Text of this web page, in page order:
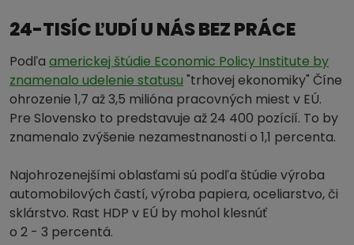
24-TISÍC ĽUDÍ U NÁS BEZ PRÁCE
Podľa americkej štúdie Economic Policy Institute by
znamenalo udelenie statusu "trhovej ekonomiky" Číne
ohrozenie 1,7 až 3,5 milióna pracovných miest v EÚ.
Pre Slovensko to predstavuje až 24 400 pozícií. To by
znamenalo zvýšenie nezamestnanosti o 1,1 percenta.
Najohrozenejšími oblasťami sú podľa štúdie výroba
automobilových častí, výroba papiera, oceliarstvo, či
sklárstvo. Rast HDP v EÚ by mohol klesnúť
o 2 - 3 percentá.